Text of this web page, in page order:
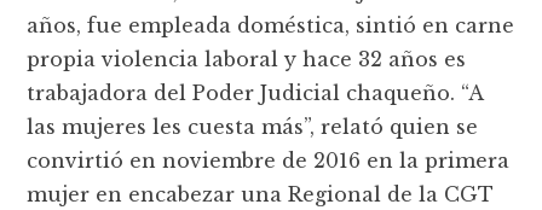
años, fue empleada doméstica, sintió en carne
propia violencia laboral y hace 32 años es
trabajadora del Poder Judicial chaqueño. “A
las mujeres les cuesta más”, relató quien se
convirtió en noviembre de 2016 en la primera
mujer en encabezar una Regional de la CGT